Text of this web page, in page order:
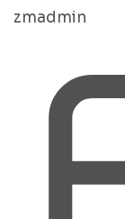
zmadmin